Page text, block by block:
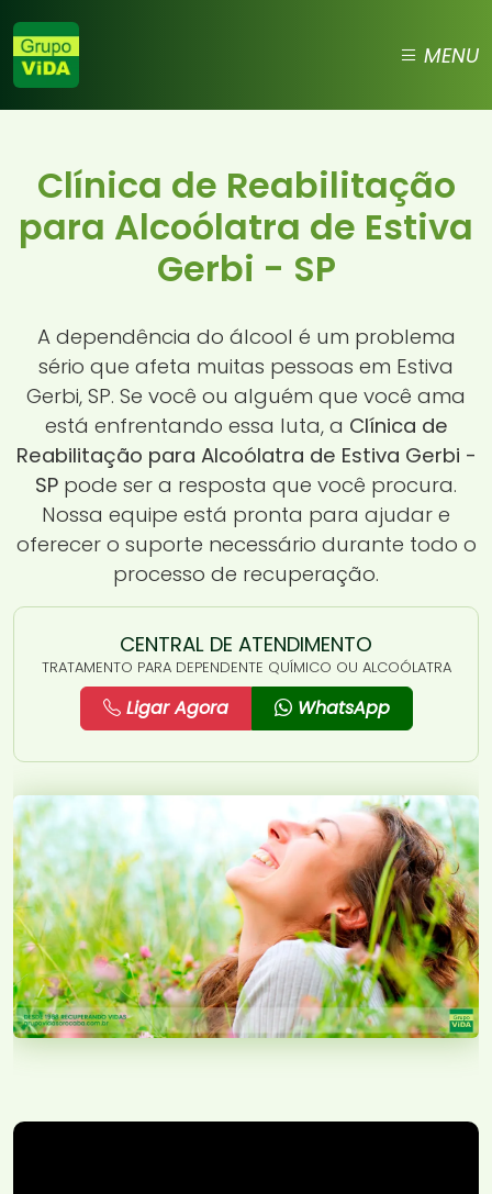
MENU
Clínica de Reabilitação
para Alcoólatra de Estiva
Gerbi - SP
A dependência do álcool é um problema
sério que afeta muitas pessoas em Estiva
Gerbi, SP. Se você ou alguém que você ama
está enfrentando essa luta, a Clínica de
Reabilitação para Alcoólatra de Estiva Gerbi -
SP pode ser a resposta que você procura.
Nossa equipe está pronta para ajudar e
oferecer o suporte necessário durante todo o
processo de recuperação.
CENTRAL DE ATENDIMENTO
TRATAMENTO PARA DEPENDENTE QUÍMICO OU ALCOÓLATRA
Ligar Agora WhatsApp